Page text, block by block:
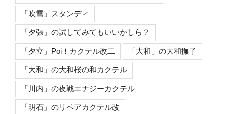
「吹雪」スタンディ
「夕張」の試してみてもいいかしら？
「夕立」Poi！カクテル改二 「大和」の大和撫子
「大和」の大和桜の和カクテル
「川内」の夜戦エナジーカクテル
「明石」のリペアカクテル改